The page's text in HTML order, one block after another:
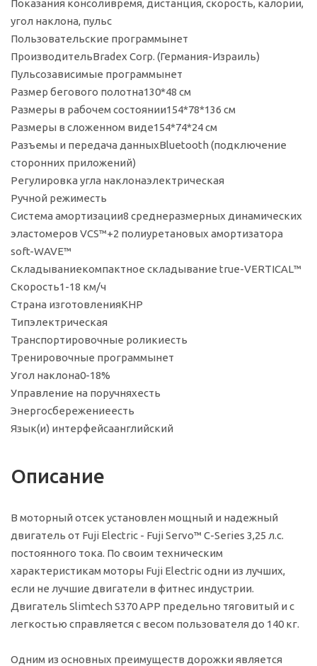
Показания консоливремя, дистанция, скорость, калории,
угол наклона, пульс
Пользовательские программынет
ПроизводительBradex Corp. (Германия-Израиль)
Пульсозависимые программынет
Размер бегового полотна130*48 см
Размеры в рабочем состоянии154*78*136 см
Размеры в сложенном виде154*74*24 см
Разъемы и передача данныхBluetooth (подключение
сторонних приложений)
Регулировка угла наклонаэлектрическая
Ручной режиместь
Система амортизации8 среднеразмерных динамических
эластомеров VCS™+2 полиуретановых амортизатора
soft-WAVE™
Складываниекомпактное складывание true-VERTICAL™
Скорость1-18 км/ч
Страна изготовленияКНР
Типэлектрическая
Транспортировочные роликиесть
Тренировочные программынет
Угол наклона0-18%
Управление на поручняхесть
Энергосбережениеесть
Язык(и) интерфейсаанглийский
Описание
В моторный отсек установлен мощный и надежный
двигатель от Fuji Electric - Fuji Servo™ C-Series 3,25 л.с.
постоянного тока. По своим техническим
характеристикам моторы Fuji Electric одни из лучших,
если не лучшие двигатели в фитнес индустрии.
Двигатель Slimtech S370 APP предельно тяговитый и с
легкостью справляется с весом пользователя до 140 кг.
Одним из основных преимуществ дорожки является